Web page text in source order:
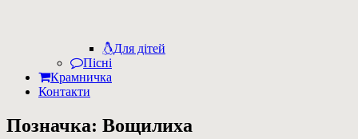
Для дітей
Пісні
Крамничка
Контакти
Позначка: Вощилиха